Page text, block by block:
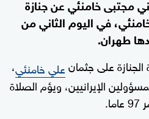
مجتبى خامنئي عن جنازة
في اليوم الثاني من
طهران.
على جثمانعلي خامنئي،
الإيرانيين، ويؤم الصلاة